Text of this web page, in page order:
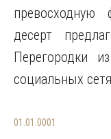
превосходную
десерт
Перегородки
социальных
01.01.0001